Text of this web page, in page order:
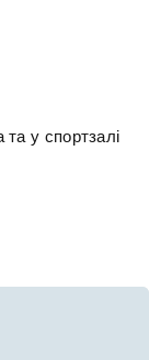
та у спортзалі